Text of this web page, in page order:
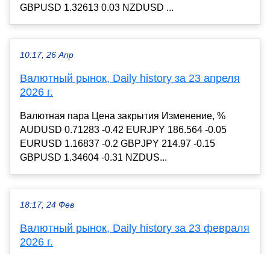
GBPUSD 1.32613 0.03 NZDUSD ...
10:17, 26 Апр
Валютный рынок, Daily history за 23 апреля
2026 г.
Валютная пара Цена закрытия Изменение, %
AUDUSD 0.71283 -0.42 EURJPY 186.564 -0.05
EURUSD 1.16837 -0.2 GBPJPY 214.97 -0.15
GBPUSD 1.34604 -0.31 NZDUS...
18:17, 24 Фев
Валютный рынок, Daily history за 23 февраля
2026 г.